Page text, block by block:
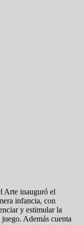
Arte inauguró el
infancia, con
y estimular la
Además cuenta